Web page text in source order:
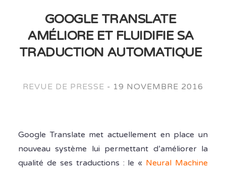
GOOGLE TRANSLATE
AMÉLIORE ET FLUIDIFIE SA
TRADUCTION AUTOMATIQUE
REVUE DE PRESSE - 19 NOVEMBRE 2016
Google Translate met actuellement en place un
nouveau système lui permettant d’améliorer la
qualité de ses traductions : le « Neural Machine